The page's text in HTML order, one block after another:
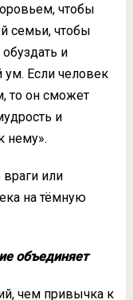
чтобы
семьи, чтобы
и
ум. Если человек
то он сможет
и
нему».
или
на тёмную
объединяет
чем привычка к